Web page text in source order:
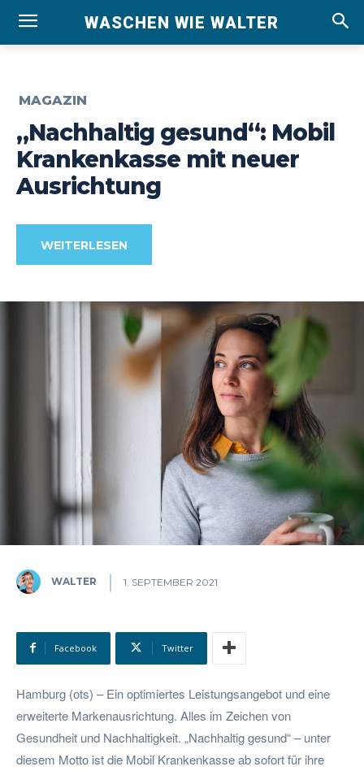
WASCHEN WIE WALTER
MAGAZIN
„Nachhaltig gesund“: Mobil
Krankenkasse mit neuer
Ausrichtung
WEITERLESEN
WALTER 1. SEPTEMBER 2021
Facebook Twitter
Hamburg (ots) – Ein optimiertes Leistungsangebot und eine
erweiterte Markenausrichtung. Alles im Zeichen von
Gesundheit und Nachhaltigkeit. „Nachhaltig gesund“ – unter
diesem Motto ist die Mobil Krankenkasse ab sofort für ihre